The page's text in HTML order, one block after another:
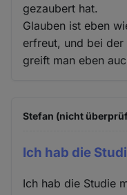
gezaubert hat.
Glauben ist eben
erfreut, und bei der
greift man eben
Stefan (nicht
Ich hab die
Ich hab die Studie